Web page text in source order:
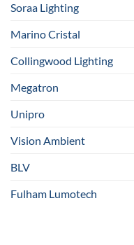
Soraa Lighting
Marino Cristal
Collingwood Lighting
Megatron
Unipro
Vision Ambient
BLV
Fulham Lumotech